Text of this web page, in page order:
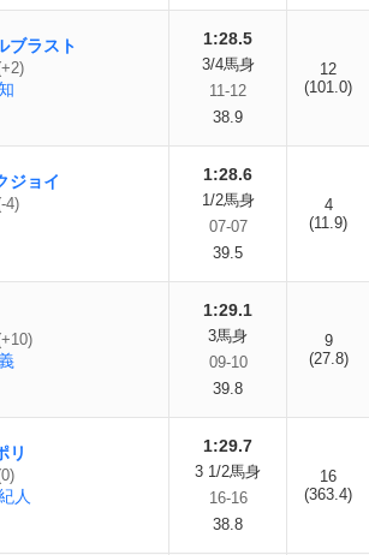
ブラスト 1:28.5
3/4馬身
11-12
38.9
12
(101.0)
ジョイ
4)
1:28.6
1/2馬身
07-07
39.5
4
(11.9)
1:29.1
3馬身
09-10
39.8
9
(27.8)
リ
人
1:29.7
3 1/2馬身
16-16
38.8
16
(363.4)